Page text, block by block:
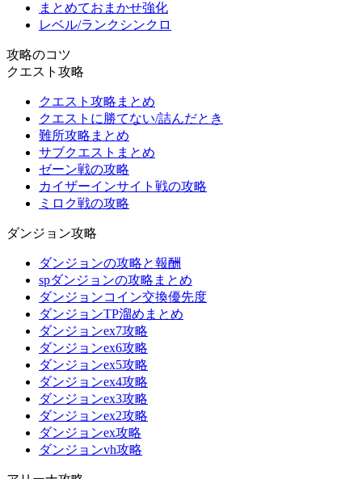
まとめておまかせ強化
レベル/ランクシンクロ
攻略のコツ
クエスト攻略
クエスト攻略まとめ
クエストに勝てない/詰んだとき
難所攻略まとめ
サブクエストまとめ
ゼーン戦の攻略
カイザーインサイト戦の攻略
ミロク戦の攻略
ダンジョン攻略
ダンジョンの攻略と報酬
spダンジョンの攻略まとめ
ダンジョンコイン交換優先度
ダンジョンTP溜めまとめ
ダンジョンex7攻略
ダンジョンex6攻略
ダンジョンex5攻略
ダンジョンex4攻略
ダンジョンex3攻略
ダンジョンex2攻略
ダンジョンex攻略
ダンジョンvh攻略